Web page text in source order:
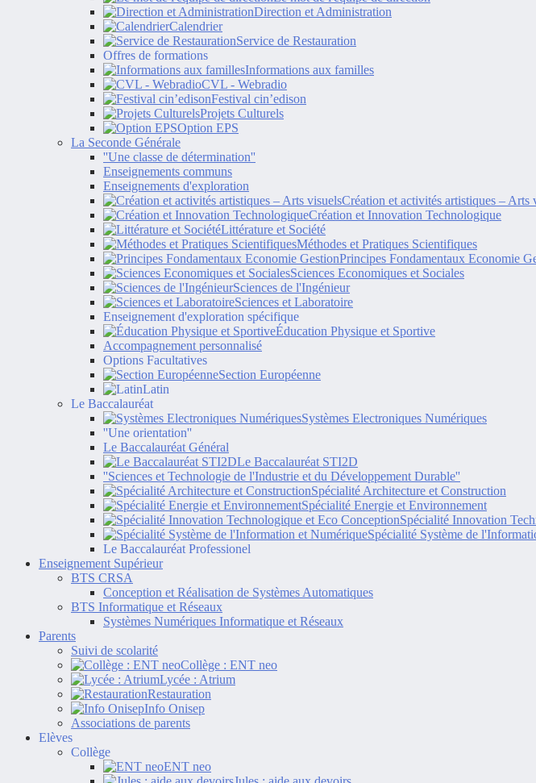
Direction et Administration
Calendrier
Service de Restauration
Offres de formations
Informations aux familles
CVL - Webradio
Festival cin’edison
Projets Culturels
Option EPS
La Seconde Générale
''Une classe de détermination''
Enseignements communs
Enseignements d'exploration
Création et activités artistiques – Arts
Création et Innovation Technologique
Littérature et Société
Méthodes et Pratiques Scientifiques
Principes Fondamentaux Economie
Sciences Economiques et Sociales
Sciences de l'Ingénieur
Sciences et Laboratoire
Enseignement d'exploration spécifique
Éducation Physique et Sportive
Accompagnement personnalisé
Options Facultatives
Section Européenne
Latin
Le Baccalauréat
Systèmes Electroniques Numériques
''Une orientation''
Le Baccalauréat Général
Le Baccalauréat STI2D
''Sciences et Technologie de l'Industrie et du Développement Durable''
Spécialité Architecture et Construction
Spécialité Energie et Environnement
Spécialité Innovation
Spécialité Système de
Le Baccalauréat Professionel
Enseignement Supérieur
BTS CRSA
Conception et Réalisation de Systèmes Automatiques
BTS Informatique et Réseaux
Systèmes Numériques Informatique et Réseaux
Parents
Suivi de scolarité
Collège : ENT neo
Lycée : Atrium
Restauration
Info Onisep
Associations de parents
Elèves
Collège
ENT neo